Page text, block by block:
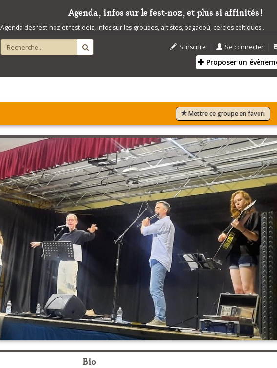
Agenda, infos sur le fest-noz, et plus si affinités !
Agenda des fest-noz et fest-deiz, infos sur les groupes, artistes, bagadoù, cercles celtiques...
S'inscrire | Se connecter |
Proposer un
Mettre ce groupe en favori
Bio